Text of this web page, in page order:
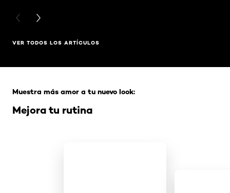
PREVIOUS CARD
NEXT CARD
VER TODOS LOS ARTÍCULOS
Mejora tu rutina
Muestra más amor a tu nuevo look: